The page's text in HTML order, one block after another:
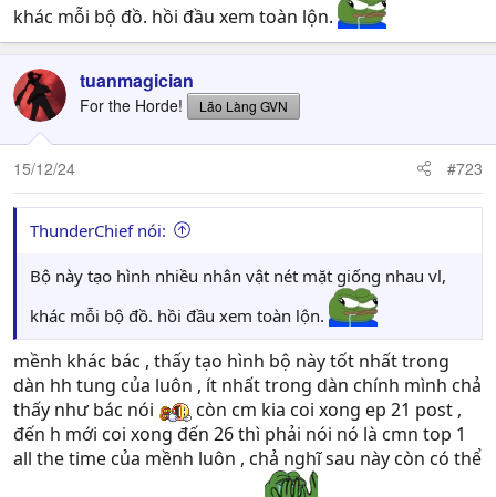
https://hh3dtq2.net/xem-phim/kiem-lai-episode-id-
khác mỗi bộ đồ. hồi đầu xem toàn lộn.
tuanmagician
For the Horde! Lão Làng GVN
15/12/24 #723
ThunderChief nói:
Bộ này tạo hình nhiều nhân vật nét mặt giống nhau vl,
khác mỗi bộ đồ. hồi đầu xem toàn lộn.
mềnh khác bác , thấy tạo hình bộ này tốt nhất trong
dàn hh tung của luôn , ít nhất trong dàn chính mình chả
thấy như bác nói
còn cm kia coi xong ep 21 post ,
đến h mới coi xong đến 26 thì phải nói nó là cmn top 1
all the time của mềnh luôn , chả nghĩ sau này còn có thể